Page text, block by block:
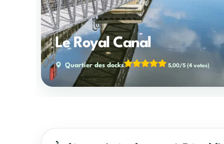
Le Royal Canal
Quartier des docks 5,00/5 (4 votes)